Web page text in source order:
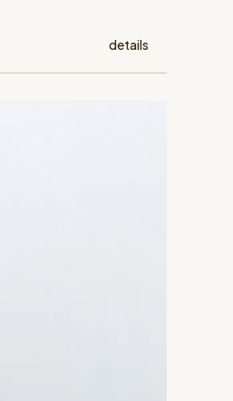
details